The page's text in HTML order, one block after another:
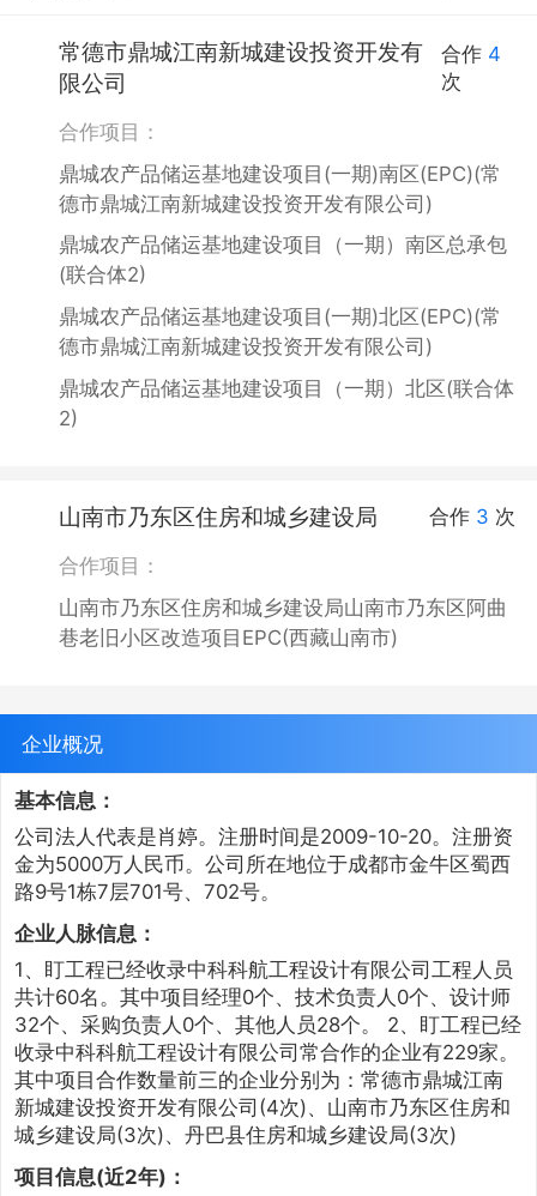
常德市鼎城江南新城建设投资开发有
限公司
合作 4
次
合作项目：
鼎城农产品储运基地建设项目(一期)南区(EPC)(常
德市鼎城江南新城建设投资开发有限公司)
鼎城农产品储运基地建设项目（一期）南区总承包
(联合体2)
鼎城农产品储运基地建设项目(一期)北区(EPC)(常
德市鼎城江南新城建设投资开发有限公司)
鼎城农产品储运基地建设项目（一期）北区(联合体
2)
山南市乃东区住房和城乡建设局 合作 3 次
合作项目：
山南市乃东区住房和城乡建设局山南市乃东区阿曲
巷老旧小区改造项目EPC(西藏山南市)
企业概况
基本信息：
公司法人代表是肖婷。注册时间是2009-10-20。注册资
金为5000万人民币。公司所在地位于成都市金牛区蜀西
路9号1栋7层701号、702号。
企业人脉信息：
1、盯工程已经收录中科科航工程设计有限公司工程人员
共计60名。其中项目经理0个、技术负责人0个、设计师
32个、采购负责人0个、其他人员28个。 2、盯工程已经
收录中科科航工程设计有限公司常合作的企业有229家。
其中项目合作数量前三的企业分别为：常德市鼎城江南
新城建设投资开发有限公司(4次)、山南市乃东区住房和
城乡建设局(3次)、丹巴县住房和城乡建设局(3次)
项目信息(近2年)：